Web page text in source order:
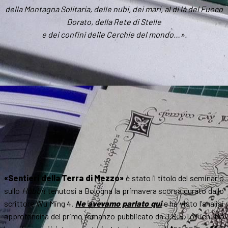
della Montagna Solitaria, delle nubi, dei mari, al di là del Fuoco
Dorato, della Rete di Stelle
e dei confini delle Cerchie del mondo…».
«Sentieri della Terra di Mezzo» è stato il titolo del seminario
sullo Hobbittenutosi a Bologna la primavera scorsa curato dallo
scrittore Wu Ming 4. Ne avevamo parlato quie ha visto l’analisi
approfondita del primo romanzo pubblicato da J.R.R.Tolkien. Ma